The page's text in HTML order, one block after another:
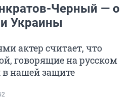
Черный — о
Украины
актер считает, что
говорящие на русском
нашей защите